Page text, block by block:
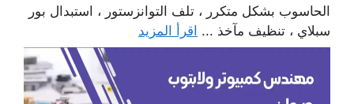
الحاسوب بشكل متكرر ، تلف التوانزستور ، استبدال بور
سبلاي ، تنظيف مآخذ ... اقرأ المزيد